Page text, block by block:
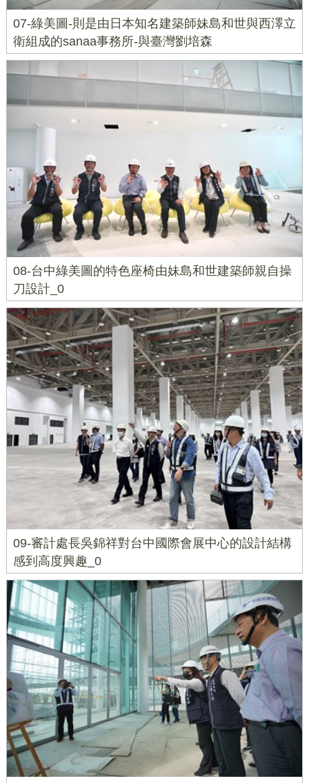
07-綠美圖-則是由日本知名建築師妹島和世與西澤立
衛組成的sanaa事務所-與臺灣劉培森
08-台中綠美圖的特色座椅由妹島和世建築師親自操
刀設計_0
09-審計處長吳錦祥對台中國際會展中心的設計結構
感到高度興趣_0